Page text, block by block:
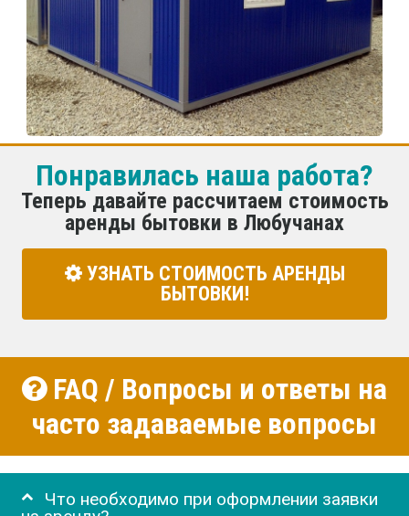
Понравилась наша работа?
Теперь давайте рассчитаем стоимость
аренды бытовки в Любучанах
УЗНАТЬ СТОИМОСТЬ АРЕНДЫ
БЫТОВКИ!
FAQ / Вопросы и ответы на
часто задаваемые вопросы
Что необходимо при оформлении заявки